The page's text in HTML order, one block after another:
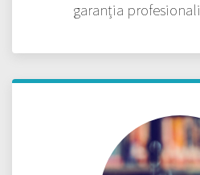
garanția